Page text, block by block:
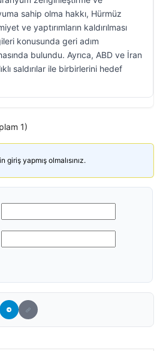
sahip olma hakkı, Hürmüz
ve yaptırımların kaldırılması
konusunda geri adım
bulundu. Ayrıca, ABD ve İran
saldırılar ile birbirlerini hedef
1)
yapmış olmalısınız.